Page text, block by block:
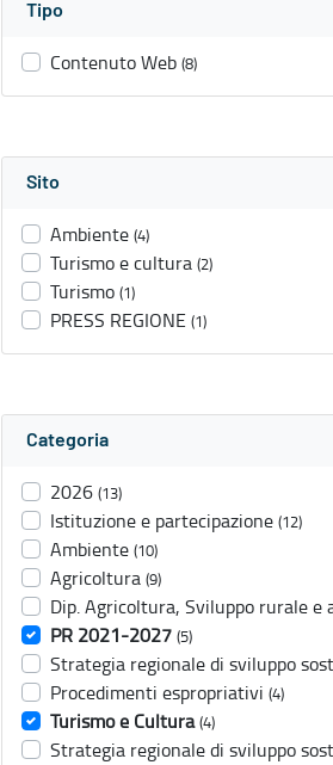
Tipo
Contenuto Web (8)
Sito
Ambiente (4)
Turismo e cultura (2)
Turismo (1)
PRESS REGIONE (1)
Categoria
2026 (13)
Istituzione e partecipazione (12)
Ambiente (10)
Agricoltura (9)
Dip. Agricoltura, Sviluppo rurale e
PR 2021-2027 (5)
Strategia regionale di sviluppo
Procedimenti espropriativi (4)
Turismo e Cultura (4)
Strategia regionale di sviluppo